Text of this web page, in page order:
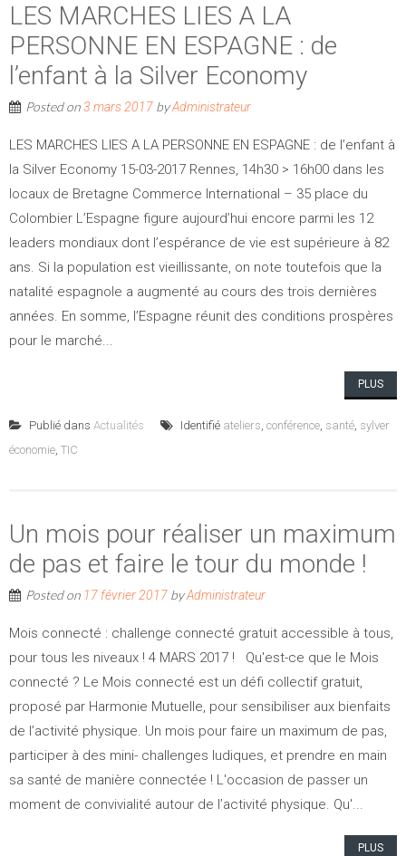
LES MARCHES LIES A LA
PERSONNE EN ESPAGNE : de
l’enfant à la Silver Economy
Posted on3 mars 2017 byAdministrateur
LES MARCHES LIES A LA PERSONNE EN ESPAGNE : de l’enfant à
la Silver Economy 15-03-2017 Rennes, 14h30 > 16h00 dans les
locaux de Bretagne Commerce International – 35 place du
Colombier L’Espagne figure aujourd’hui encore parmi les 12
leaders mondiaux dont l’espérance de vie est supérieure à 82
ans. Si la population est vieillissante, on note toutefois que la
natalité espagnole a augmenté au cours des trois dernières
années. En somme, l’Espagne réunit des conditions prospères
pour le marché...
PLUS
Publié dans Actualités Identifié ateliers, conférence, santé, sylver
économie, TIC
Un mois pour réaliser un maximum
de pas et faire le tour du monde !
Posted on 17 février 2017 byAdministrateur
Mois connecté : challenge connecté gratuit accessible à tous,
pour tous les niveaux ! 4 MARS 2017 ! Qu'est-ce que le Mois
connecté ? Le Mois connecté est un défi collectif gratuit,
proposé par Harmonie Mutuelle, pour sensibiliser aux bienfaits
de l’activité physique. Un mois pour faire un maximum de pas,
participer à des mini- challenges ludiques, et prendre en main
sa santé de manière connectée ! L'occasion de passer un
moment de convivialité autour de l’activité physique. Qu'...
PLUS